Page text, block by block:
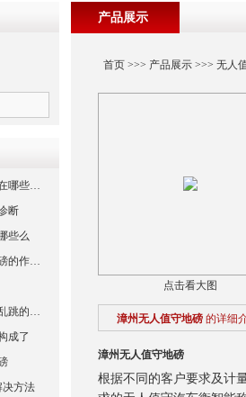
产品展示
首页>>> 产品展示>>> 无人
点击看大图
漳州无人值守地磅 的详细
漳州无人值守地磅
根据不同的客户要求及计
无人值守称重系统的巧妙体现在哪些方面呢？
断
些么
看完这些你就知道无人值守地磅的作用了
了解一下地磅可能会出现数字乱跳的原因
成了
决方法